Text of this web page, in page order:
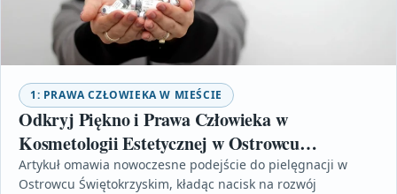
1: PRAWA CZŁOWIEKA W MIEŚCIE
Odkryj Piękno i Prawa Człowieka w
Kosmetologii Estetycznej w Ostrowcu
Świętokrzyskim
Artykuł omawia nowoczesne podejście do pielęgnacji w
Ostrowcu Świętokrzyskim, kładąc nacisk na rozwój